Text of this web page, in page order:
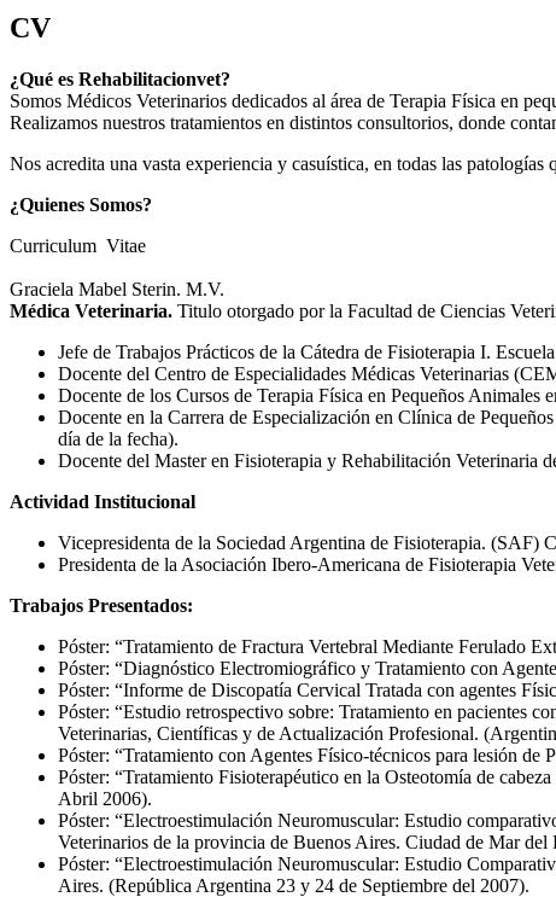
CV
¿Qué es Rehabilitacionvet?
Somos Médicos Veterinarios dedicados al área de Terapia Física en
Realizamos nuestros tratamientos en distintos consultorios, donde
Nos acredita una vasta experiencia y casuística, en todas las
¿Quienes Somos?
Curriculum Vitae
Graciela Mabel Sterin. M.V.
Médica Veterinaria. Titulo otorgado por la Facultad de Ciencias
Jefe de Trabajos Prácticos de la Cátedra de Fisioterapia I.
Docente del Centro de Especialidades Médicas Veterinarias
Docente de los Cursos de Terapia Física en Pequeños
Docente en la Carrera de Especialización en Clínica de
día de la fecha).
Docente del Master en Fisioterapia y Rehabilitación Veterinaria
Actividad Institucional
Vicepresidenta de la Sociedad Argentina de Fisioterapia. (SAF)
Presidenta de la Asociación Ibero-Americana de Fisioterapia
Trabajos Presentados:
Póster: “Tratamiento de Fractura Vertebral Mediante Ferulado
Póster: “Diagnóstico Electromiográfico y Tratamiento con
Póster: “Informe de Discopatía Cervical Tratada con agentes
Póster: “Estudio retrospectivo sobre: Tratamiento en pacientes
Veterinarias, Científicas y de Actualización Profesional.
Póster: “Tratamiento con Agentes Físico-técnicos para lesión
Póster: “Tratamiento Fisioterapéutico en la Osteotomía de
Abril 2006).
Póster: “Electroestimulación Neuromuscular: Estudio
Veterinarios de la provincia de Buenos Aires. Ciudad de Mar
Póster: “Electroestimulación Neuromuscular: Estudio
Aires. (República Argentina 23 y 24 de Septiembre del 2007).